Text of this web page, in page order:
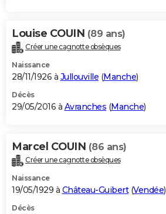
Louise COUIN (89 ans)
Créer une cagnotte obsèques
Naissance
28/11/1926 à Jullouville (Manche)
Décès
29/05/2016 à Avranches (Manche)
Marcel COUIN (86 ans)
Créer une cagnotte obsèques
Naissance
19/05/1929 à Château-Guibert(Vendée)
Décès